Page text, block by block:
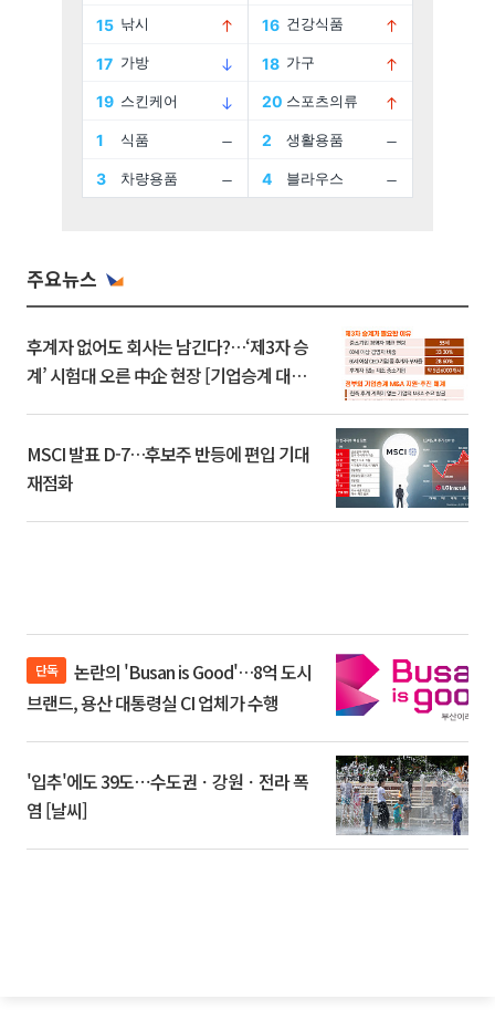
주요뉴스
후계자 없어도 회사는 남긴다?…‘제3자 승
계’ 시험대 오른 中企 현장 [기업승계 대전
MSCI 발표 D-7…후보주 반등에 편입 기대
재점화
단독
브랜드, 용산 대통령실 CI 업체가 수행
'입추'에도 39도⋯수도권ㆍ강원ㆍ전라 폭
염 [날씨]